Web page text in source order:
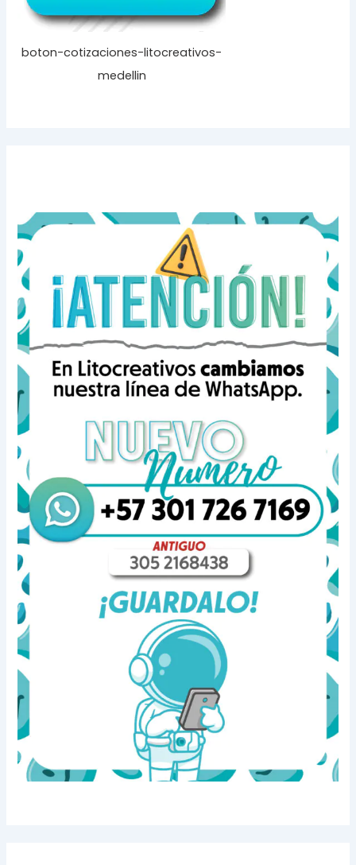
boton-cotizaciones-litocreativos-
medellin